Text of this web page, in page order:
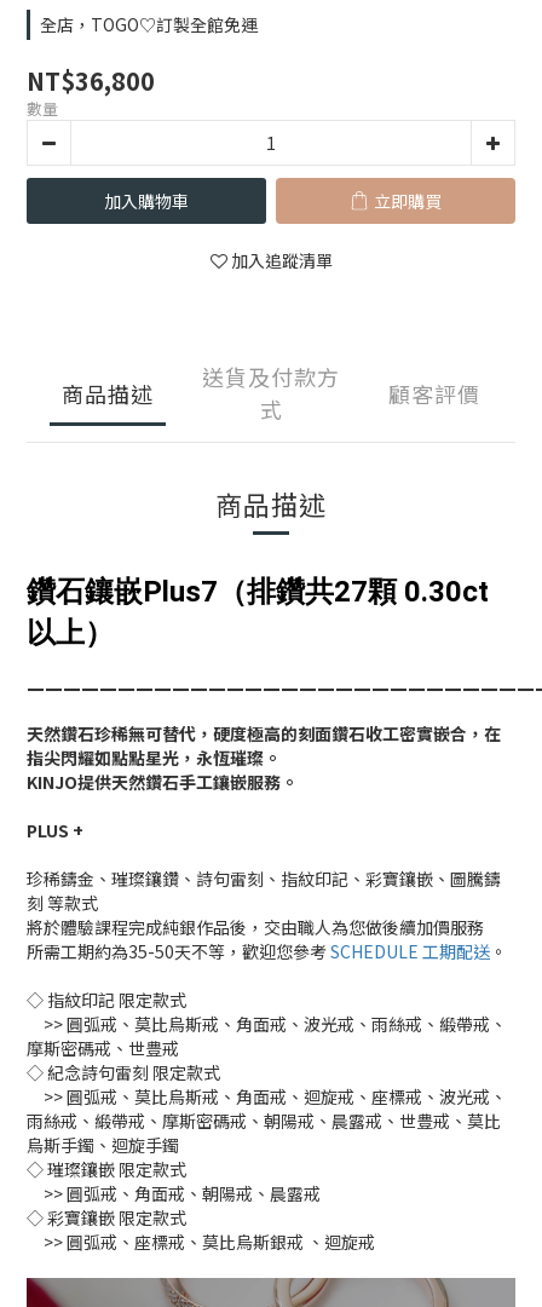
全店，TOGO♡訂製全館免運
NT$36,800
數量
加入購物車 立即購買
加入追蹤清單
商品描述
送貨及付款方
式
顧客評價
商品描述
鑽石鑲嵌Plus7（排鑽共27顆 0.30ct
以上）
天然鑽石珍稀無可替代，硬度極高的刻面鑽石收工密實嵌合，在
指尖閃耀如點點星光，永恆璀璨。
KINJO提供天然鑽石手工鑲嵌服務。
PLUS +
珍稀鑄金、璀璨鑲鑽、詩句雷刻、指紋印記、彩寶鑲嵌、圖騰鑄
刻 等款式
將於體驗課程完成純銀作品後，交由職人為您做後續加價服務
所需工期約為35-50天不等，歡迎您參考SCHEDULE 工期配送 。
◇ 指紋印記 限定款式
>> 圓弧戒、莫比烏斯戒、角面戒、波光戒、雨絲戒、緞帶戒、
摩斯密碼戒、世豊戒
◇ 紀念詩句雷刻 限定款式
>> 圓弧戒、莫比烏斯戒、角面戒、迴旋戒、座標戒、波光戒、
雨絲戒、緞帶戒、摩斯密碼戒、朝陽戒、晨露戒、世豊戒、莫比
烏斯手鐲、迴旋手鐲
◇ 璀璨鑲嵌 限定款式
>> 圓弧戒、角面戒、朝陽戒、晨露戒
◇ 彩寶鑲嵌 限定款式
>> 圓弧戒、座標戒、莫比烏斯銀戒 、迴旋戒